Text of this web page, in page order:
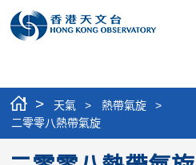
> 天氣 > 熱帶氣旋
>
二零零八熱帶氣旋